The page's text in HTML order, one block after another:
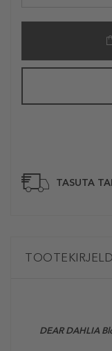
TASUTA
DEAR DAHLIA